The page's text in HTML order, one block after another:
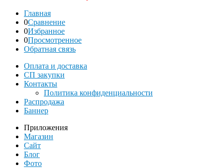
Главная
0Сравнение
0Избранное
0Просмотренное
Обратная связь
Оплата и доставка
СП закупки
Контакты
Политика конфиденциальности
Распродажа
Баннер
Приложения
Магазин
Сайт
Блог
Фото